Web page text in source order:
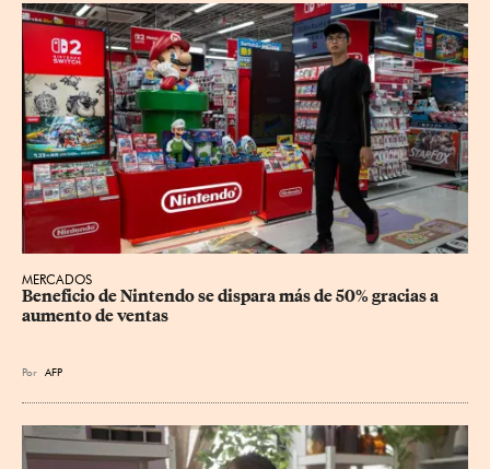
MERCADOS
Beneficio de Nintendo se dispara más de 50% gracias a
aumento de ventas
Por AFP